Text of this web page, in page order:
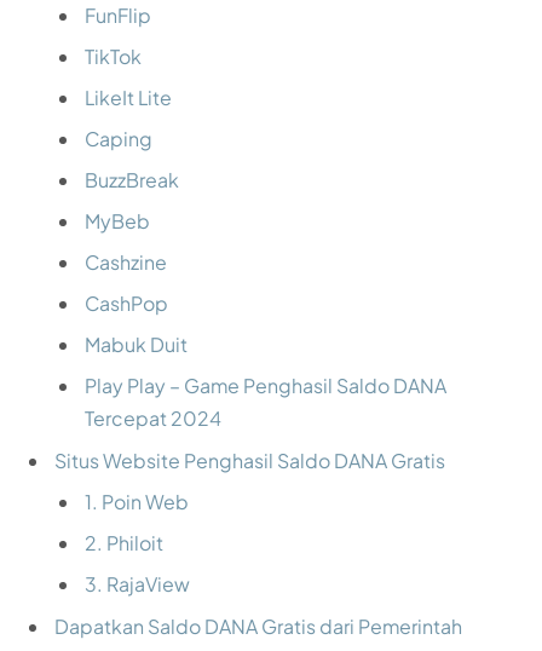
FunFlip
TikTok
LikeIt Lite
Caping
BuzzBreak
MyBeb
Cashzine
CashPop
Mabuk Duit
Play Play – Game Penghasil Saldo DANA
Tercepat 2024
Situs Website Penghasil Saldo DANA Gratis
1. Poin Web
2. Philoit
3. RajaView
Dapatkan Saldo DANA Gratis dari Pemerintah